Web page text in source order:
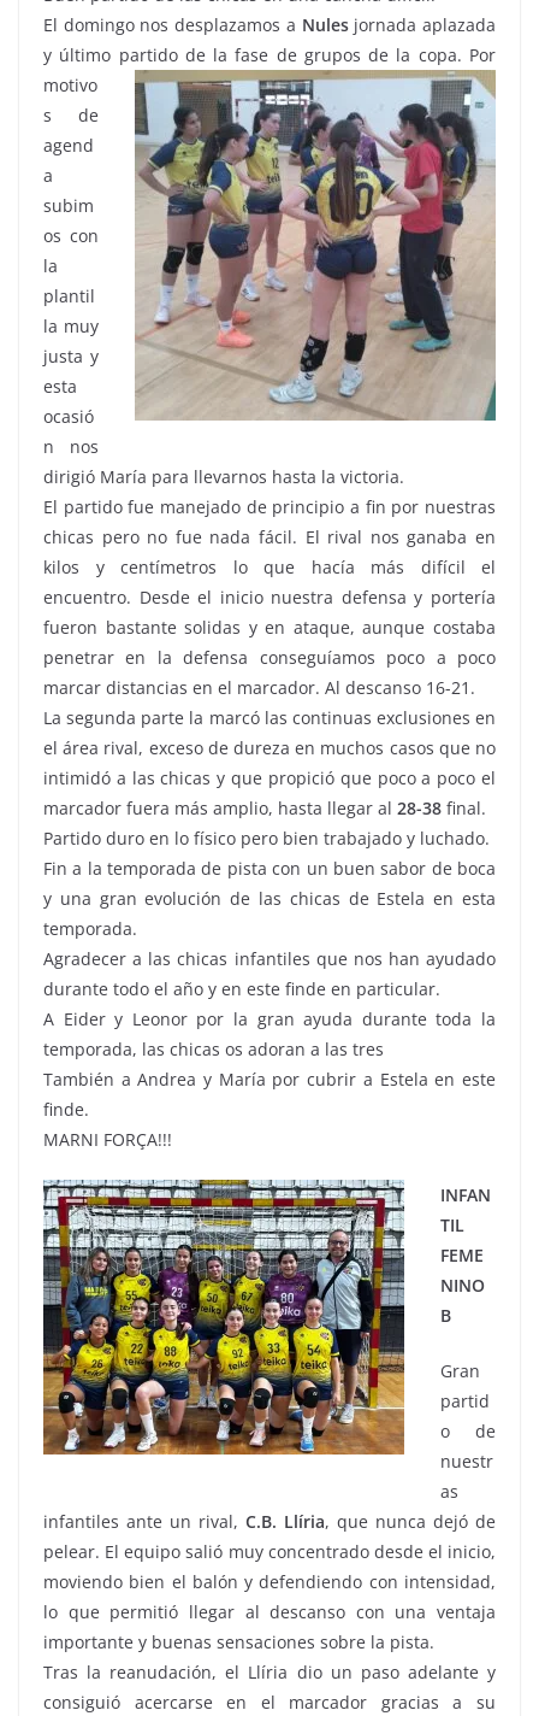
El domingo nos desplazamos a Nulesjornada aplazada
y último partido de la fase de grupos de la copa. Por
motivo
s de
agend
a
subim
os con
la
plantil
la muy
justa y
esta
ocasió
n nos
dirigió María para llevarnos hasta la victoria.
El partido fue manejado de principio a fin por nuestras
chicas pero no fue nada fácil. El rival nos ganaba en
kilos y centímetros lo que hacía más difícil el
encuentro. Desde el inicio nuestra defensa y portería
fueron bastante solidas y en ataque, aunque costaba
penetrar en la defensa conseguíamos poco a poco
marcar distancias en el marcador. Al descanso 16-21.
La segunda parte la marcó las continuas exclusiones en
el área rival, exceso de dureza en muchos casos que no
intimidó a las chicas y que propició que poco a poco el
marcador fuera más amplio, hasta llegar al 28-38 final.
Partido duro en lo físico pero bien trabajado y luchado.
Fin a la temporada de pista con un buen sabor de boca
y una gran evolución de las chicas de Estela en esta
temporada.
Agradecer a las chicas infantiles que nos han ayudado
durante todo el año y en este finde en particular.
A Eider y Leonor por la gran ayuda durante toda la
temporada, las chicas os adoran a las tres
También a Andrea y María por cubrir a Estela en este
finde.
MARNI FORÇA!!!
INFAN
TIL
FEME
NINO
B
Gran
partid
o de
nuestr
as
infantiles ante un rival, C.B. Llíria, que nunca dejó de
pelear. El equipo salió muy concentrado desde el inicio,
moviendo bien el balón y defendiendo con intensidad,
lo que permitió llegar al descanso con una ventaja
importante y buenas sensaciones sobre la pista.
Tras la reanudación, el Llíria dio un paso adelante y
consiguió acercarse en el marcador gracias a su